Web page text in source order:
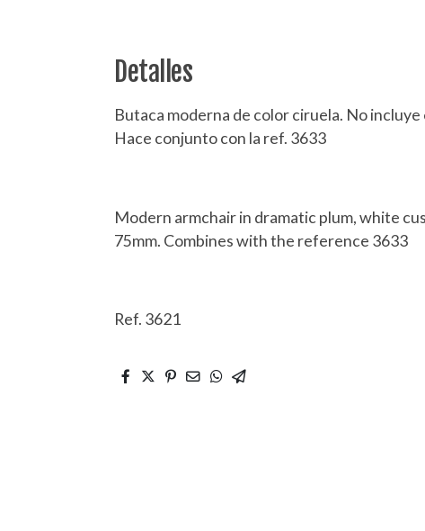
Detalles
Butaca moderna de color ciruela. No incluye
Hace conjunto con la ref. 3633
Modern armchair in dramatic plum, white
75mm. Combines with the reference 3633
Ref. 3621